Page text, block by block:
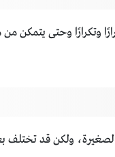
وتكرارًا وحتى يتمكن
ولكن قد